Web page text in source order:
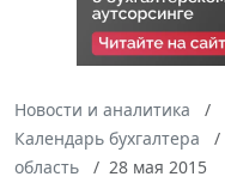
Новости и аналитика
Календарь бухгалтера
область
28 мая 2015